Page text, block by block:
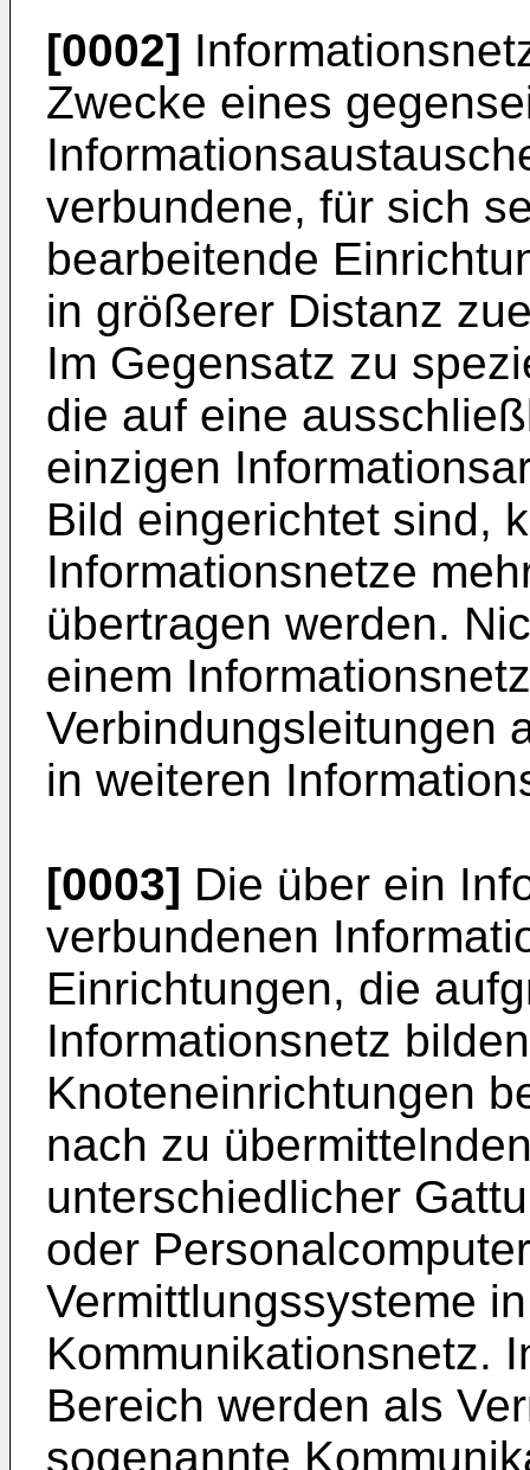
[0002]
Zwecke eines
verbundene, für sich
bearbeitende
in größerer Distanz
Im Gegensatz zu
die auf eine
einzigen
Bild eingerichtet sind,
Informationsnetze
übertragen werden.
einem
Verbindungsleitungen
in weiteren
[0003] Die über ein
verbundenen
Einrichtungen, die
Informationsnetz
Knoteneinrichtungen
nach zu
unterschiedlicher
oder
Vermittlungssysteme
Kommunikationsnetz.
Bereich werden als
sogenannte